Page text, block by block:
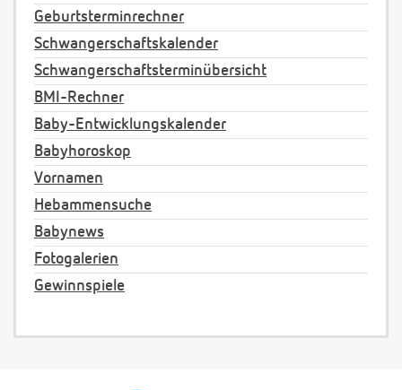
Geburtsterminrechner
Schwangerschaftskalender
Schwangerschaftsterminübersicht
BMI-Rechner
Baby-Entwicklungskalender
Babyhoroskop
Vornamen
Hebammensuche
Babynews
Fotogalerien
Gewinnspiele